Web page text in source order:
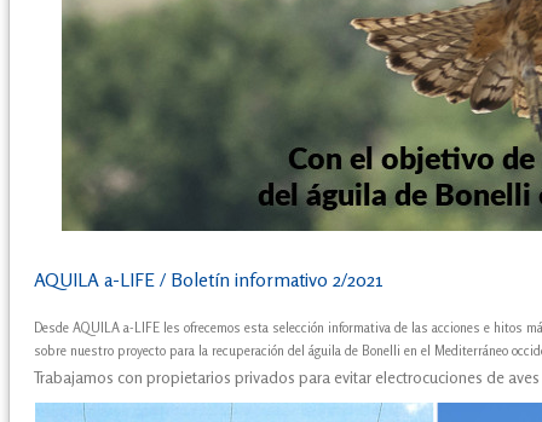
AQUILA a-LIFE / Boletín informativo 2/2021
Desde AQUILA a-LIFE les ofrecemos esta selección informativa de las acciones e hitos
sobre nuestro proyecto para la recuperación del águila de Bonelli en el Mediterráneo
Trabajamos con propietarios privados para evitar electrocuciones de